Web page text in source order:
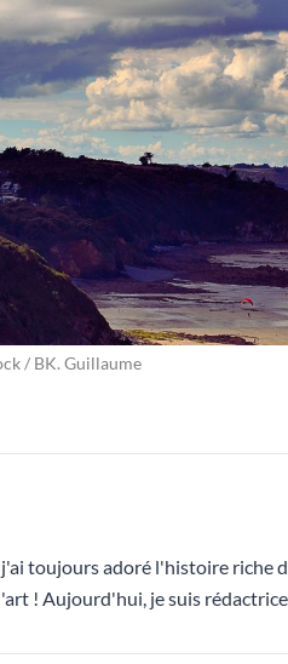
/ BK. Guillaume
toujours adoré l'histoire riche
! Aujourd'hui, je suis